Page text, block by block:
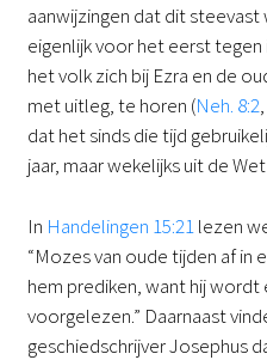
aanwijzingen dat dit
eigenlijk voor het eerst tegen
het volk zich bij Ezra en de
met uitleg, te horen (Neh. 8:2,
dat het sinds die tijd
jaar, maar wekelijks uit de
In Handelingen 15:21lezen
“Mozes van oude tijden af in
hem prediken, want hij wordt
voorgelezen.” Daarnaast
geschiedschrijver Josephus